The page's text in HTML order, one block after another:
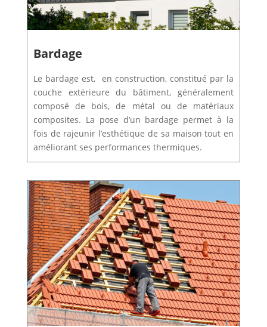
Bardage
Le bardage est, en construction, constitué par la
couche extérieure du bâtiment, généralement
composé de bois, de métal ou de matériaux
composites. La pose d’un bardage permet à la
fois de rajeunir l’esthétique de sa maison tout en
améliorant ses performances thermiques.